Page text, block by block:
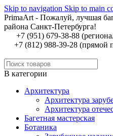
Skip to navigation Skip to main
PrimaArt - Пожалуй, лучшая
района Санкт-Петербурга!
+7 (951) 679-38-88
+7 (812) 988-39-28 (прямой
В категории
Архитектура
Архитектура
Архитектура
Багетная мастерская
Ботаника